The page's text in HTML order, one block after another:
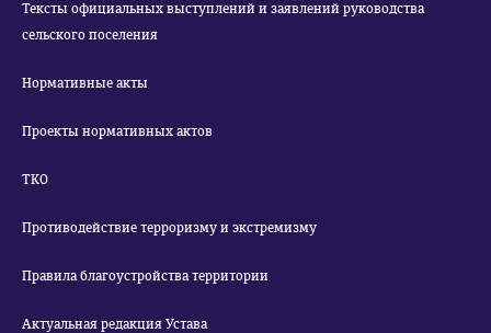
Тексты официальных выступлений и заявлений руководства
сельского поселения
Нормативные акты
Проекты нормативных актов
ТКО
Противодействие терроризму и экстремизму
Правила благоустройства территории
Актуальная редакция Устава